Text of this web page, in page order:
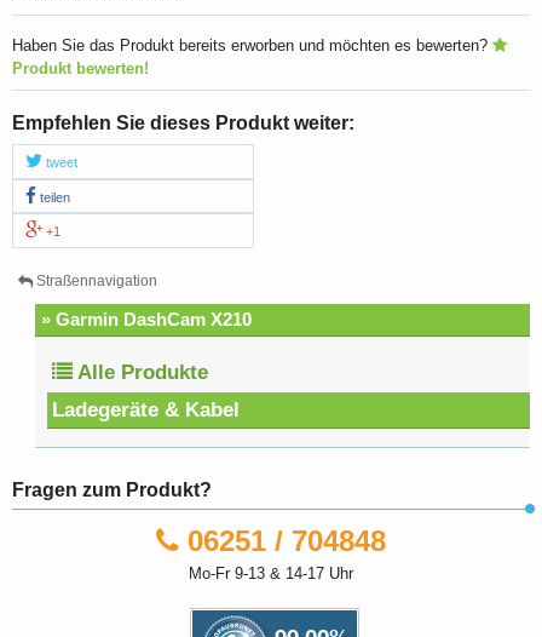
Haben Sie das Produkt bereits erworben und möchten es bewerten?
Produkt bewerten!
Empfehlen Sie dieses Produkt weiter:
tweet
teilen
+1
Straßennavigation
» Garmin DashCam X210
Alle Produkte
Ladegeräte & Kabel
Fragen zum Produkt?
06251 / 704848
Mo-Fr 9-13 & 14-17 Uhr